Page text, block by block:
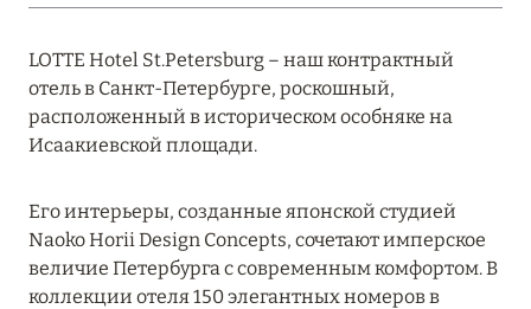
Подробнее
20 марта 2026
LA CARTE PREMIUM ПО ОТЕЛЮ WALDORF
ASTORIA MALDIVES ITHAAFUSHI, МАЛЬДИВЫ
Подробнее
LOTTE Hotel St.Petersburg – наш контрактный
отель в Санкт-Петербурге, роскошный,
расположенный в историческом особняке на
Исаакиевской площади.
Его интерьеры, созданные японской студией
Naoko Horii Design Concepts, сочетают имперское
величие Петербурга с современным комфортом. В
коллекции отеля 150 элегантных номеров в